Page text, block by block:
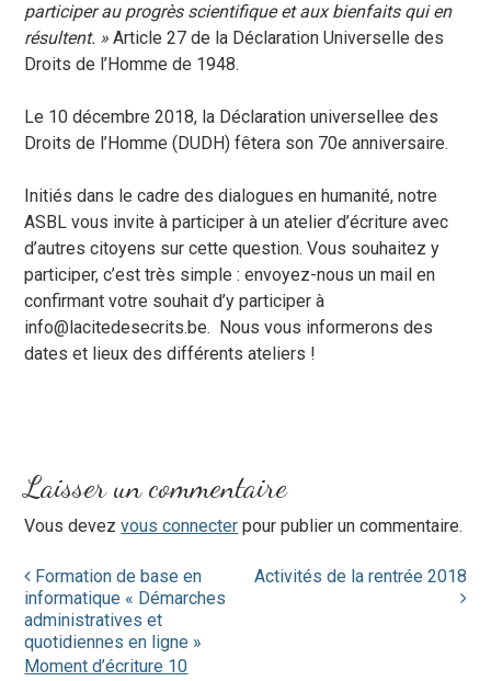
participer au progrès scientifique et aux bienfaits qui en
résultent. » Article 27 de la Déclaration Universelle des
Droits de l’Homme de 1948.
Le 10 décembre 2018, la Déclaration universellee des
Droits de l’Homme (DUDH) fêtera son 70e anniversaire.
Initiés dans le cadre des dialogues en humanité, notre
ASBL vous invite à participer à un atelier d’écriture avec
d’autres citoyens sur cette question. Vous souhaitez y
participer, c’est très simple : envoyez-nous un mail en
confirmant votre souhait d’y participer à
info@lacitedesecrits.be. Nous vous informerons des
dates et lieux des différents ateliers !
Laisser un commentaire
Vous devezvous connecter pour publier un commentaire.
Navigation
de
l'article
Formation de base en
informatique « Démarches
administratives et
quotidiennes en ligne »
Activités de la rentrée 2018
Moment d’écriture 10